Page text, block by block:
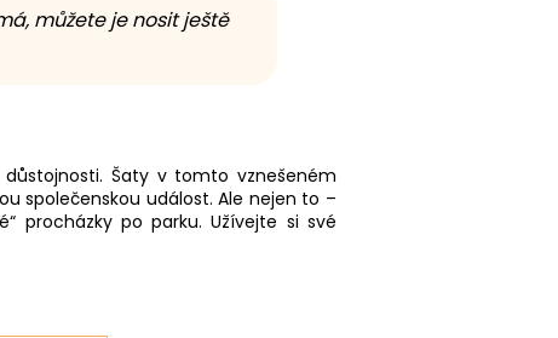
můžete je nosit ještě
Šaty v tomto vznešeném
společenskou událost. Ale nejen to –
procházky po parku. Užívejte si své